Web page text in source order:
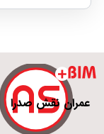
عمران نقش صدرا